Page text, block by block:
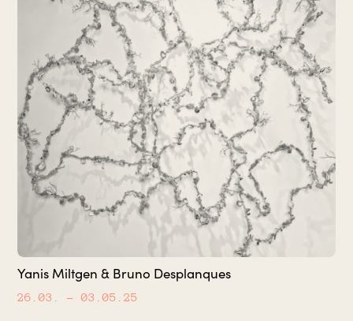
Yanis Miltgen & Bruno Desplanques
26.03. – 03.05.25